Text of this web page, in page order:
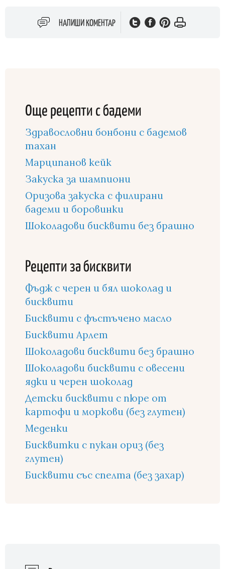
НАПИШИ КОМЕНТАР
Още рецепти с бадеми
Здравословни бонбони с бадемов
тахан
Марципанов кейк
Закуска за шампиони
Оризова закуска с филирани
бадеми и боровинки
Шоколадови бисквити без брашно
Рецепти за бисквити
Фъдж с черен и бял шоколад и
бисквити
Бисквити с фъстъчено масло
Бисквити Арлет
Шоколадови бисквити без брашно
Шоколадови бисквити с овесени
ядки и черен шоколад
Детски бисквити с пюре от
картофи и моркови (без глутен)
Меденки
Бисквитки с пукан ориз (без
глутен)
Бисквити със спелта (без захар)